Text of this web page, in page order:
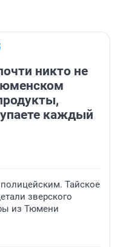
никто не
каждый
Тайское
зверского
из Тюмени